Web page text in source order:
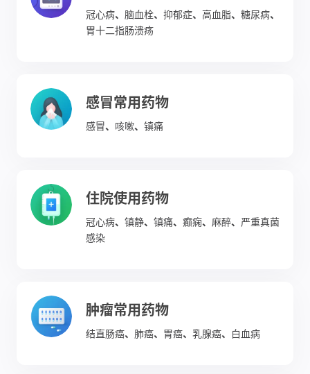
冠心病、 脑血栓、 抑郁症、 高血脂、 糖尿病、
胃十二指肠溃疡
感冒常用药物
感冒、 咳嗽、 镇痛
住院使用药物
冠心病、 镇静、 镇痛、 癫痫、 麻醉、 严重真菌
感染
肿瘤常用药物
结直肠癌、 肺癌、 胃癌、 乳腺癌、 白血病